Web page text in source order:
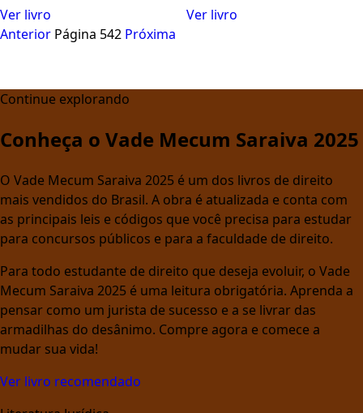
Ver livro
Ver livro
Anterior Página 542 Próxima
Continue explorando
Conheça o Vade Mecum Saraiva 2025
O Vade Mecum Saraiva 2025 é um dos livros de direito
mais vendidos do Brasil. A obra é atualizada e conta com
as principais leis e códigos que você precisa para estudar
para concursos públicos e para a faculdade de direito.
Para todo estudante de direito que deseja evoluir, o Vade
Mecum Saraiva 2025 é uma leitura obrigatória. Aprenda a
pensar como um jurista de sucesso e a se livrar das
armadilhas do desânimo. Compre agora e comece a
mudar sua vida!
Ver livro recomendado